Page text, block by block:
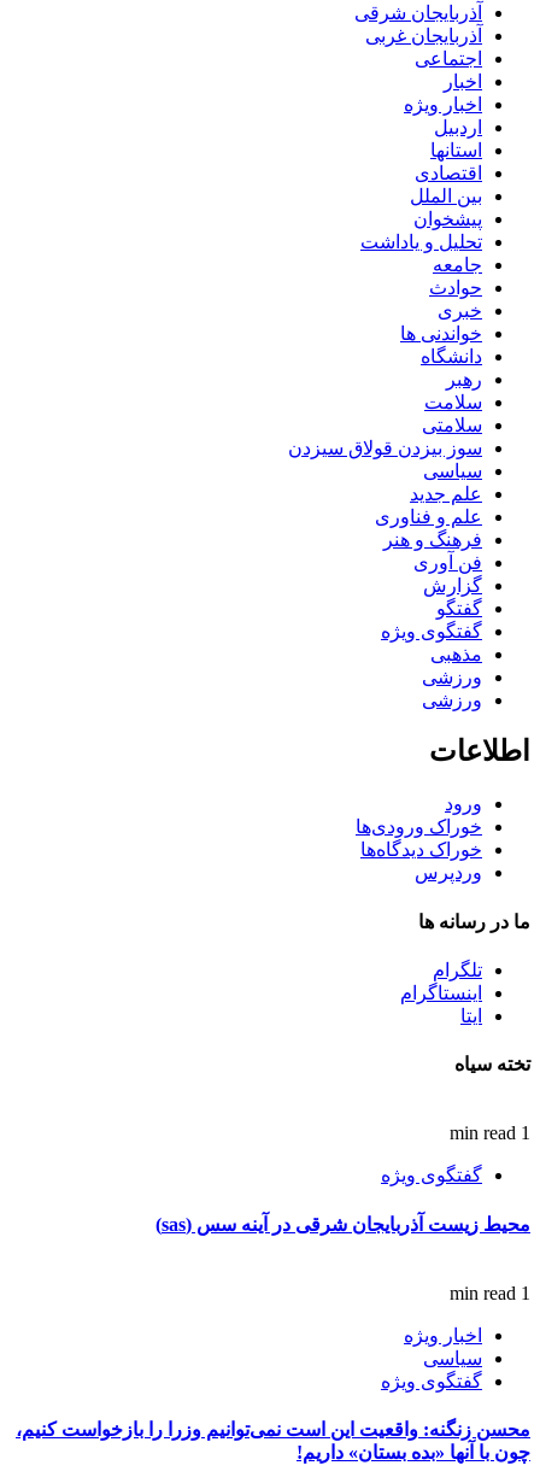
آذربایجان شرقی
آذربایجان غربی
اجتماعی
اخبار
اخبار ویژه
اردبیل
استانها
اقتصادی
بین الملل
پیشخوان
تحلیل و یاداشت
جامعه
حوادث
خبری
خواندنی ها
دانشگاه
رهبر
سلامت
سلامتی
سوز بیزدن قولاق سیزدن
سیاسی
علم جدید
علم و فناوری
فرهنگ و هنر
فن آوری
گزارش
گفتگو
گفتگوی ویژه
مذهبی
ورزشی
ورزشی
اطلاعات
ورود
خوراک ورودی‌ها
خوراک دیدگاه‌ها
وردپرس
ما در رسانه ها
تلگرام
اینستاگرام
ایتا
تخته سیاه
1 min read
گفتگوی ویژه
محیط زیست آذربایجان شرقی در آینه سس (sas)
1 min read
اخبار ویژه
سیاسی
گفتگوی ویژه
محسن زنگنه: واقعیت این است نمی‌توانیم وزرا را بازخواست کنیم،
چون با آنها «بده بستان» داریم!